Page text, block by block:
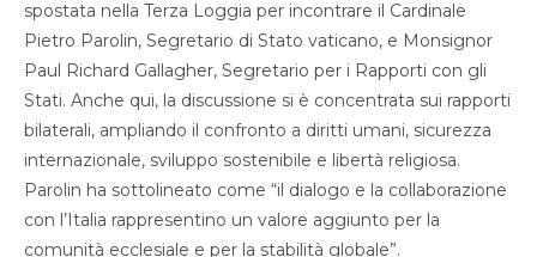
spostata nella Terza Loggia per incontrare il Cardinale
Pietro Parolin, Segretario di Stato vaticano, e Monsignor
Paul Richard Gallagher, Segretario per i Rapporti con gli
Stati. Anche qui, la discussione si è concentrata sui rapporti
bilaterali, ampliando il confronto a diritti umani, sicurezza
internazionale, sviluppo sostenibile e libertà religiosa.
Parolin ha sottolineato come “il dialogo e la collaborazione
con l’Italia rappresentino un valore aggiunto per la
comunità ecclesiale e per la stabilità globale”.